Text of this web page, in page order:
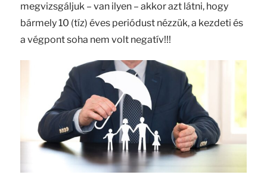
megvizsgáljuk – van ilyen – akkor azt látni, hogy
bármely 10 (tíz) éves periódust nézzük, a kezdeti és
a végpont soha nem volt negatív!!!